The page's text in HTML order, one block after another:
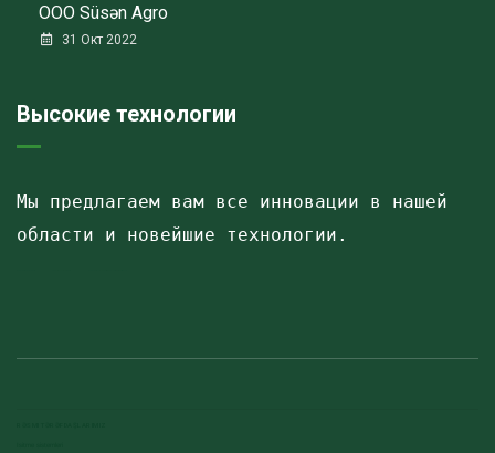
ООО Süsən Agro
31 Окт 2022
Высокие технологии
Мы предлагаем вам все инновации в нашей
области и новейшие технологии.